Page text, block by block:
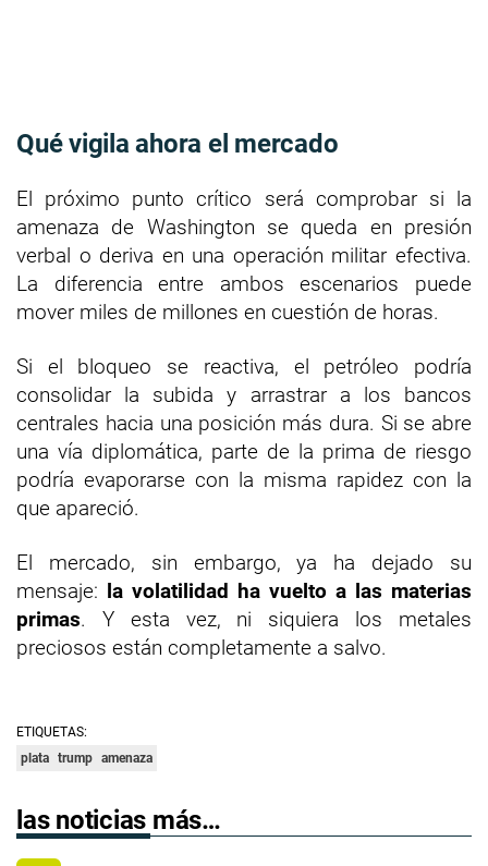
Qué vigila ahora el mercado
El próximo punto crítico será comprobar si la
amenaza de Washington se queda en presión
verbal o deriva en una operación militar efectiva.
La diferencia entre ambos escenarios puede
mover miles de millones en cuestión de horas.
Si el bloqueo se reactiva, el petróleo podría
consolidar la subida y arrastrar a los bancos
centrales hacia una posición más dura. Si se abre
una vía diplomática, parte de la prima de riesgo
podría evaporarse con la misma rapidez con la
que apareció.
El mercado, sin embargo, ya ha dejado su
mensaje: la volatilidad ha vuelto a las materias
primas. Y esta vez, ni siquiera los metales
preciosos están completamente a salvo.
ETIQUETAS:
plata trump amenaza
las noticias más…